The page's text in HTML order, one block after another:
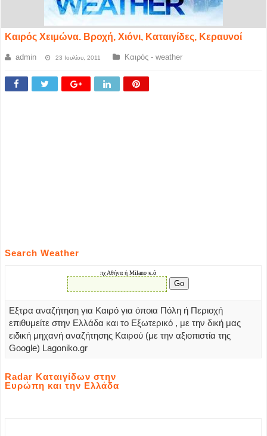
Καιρός Χειμώνα. Βροχή, Χιόνι, Καταιγίδες, Κεραυνοί
admin 23 Ιουλίου, 2011 Καιρός - weather
Search Weather
Εξτρα αναζήτηση για Καιρό για όποια Πόλη ή Περιοχή
επιθυμείτε στην Ελλάδα και το Εξωτερικό , με την δική μας
ειδική μηχανή αναζήτησης Καιρού (με την αξιοπιστία της
Google) Lagoniko.gr
Radar Καταιγίδων στην
Ευρώπη και την Ελλάδα